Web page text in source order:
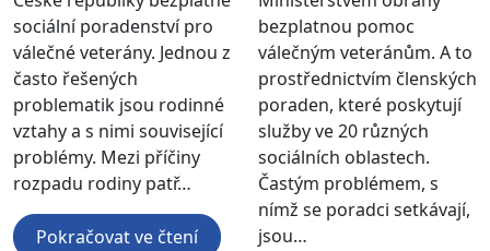
sociální poradenství pro
válečné veterány. Jednou z
často řešených
problematik jsou rodinné
vztahy a s nimi související
problémy. Mezi příčiny
rozpadu rodiny patř…
Pokračovat ve čtení
bezplatnou pomoc
válečným veteránům. A to
prostřednictvím členských
poraden, které poskytují
služby ve 20 různých
sociálních oblastech.
Častým problémem, s
nímž se poradci setkávají,
jsou…